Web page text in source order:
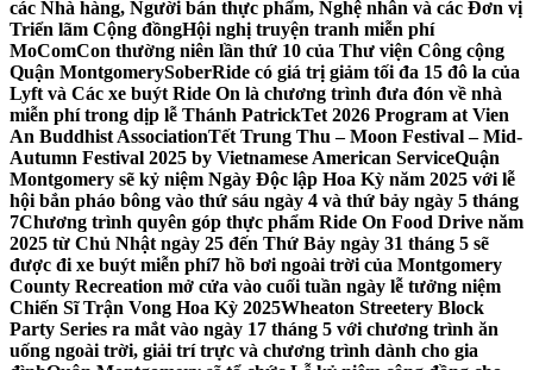
các Nhà hàng, Người bán thực phẩm, Nghệ nhân và các Đơn vị
Triển lãm Cộng đồngHội nghị truyện tranh miễn phí
MoComCon thường niên lần thứ 10 của Thư viện Công cộng
Quận MontgomerySoberRide có giá trị giảm tối đa 15 đô la của
Lyft và Các xe buýt Ride On là chương trình đưa đón về nhà
miễn phí trong dịp lễ Thánh PatrickTet 2026 Program at Vien
An Buddhist AssociationTết Trung Thu – Moon Festival – Mid-
Autumn Festival 2025 by Vietnamese American ServiceQuận
Montgomery sẽ kỷ niệm Ngày Độc lập Hoa Kỳ năm 2025 với lễ
hội bắn pháo bông vào thứ sáu ngày 4 và thứ bảy ngày 5 tháng
7Chương trình quyên góp thực phẩm Ride On Food Drive năm
2025 từ Chủ Nhật ngày 25 đến Thứ Bảy ngày 31 tháng 5 sẽ
được đi xe buýt miễn phí7 hồ bơi ngoài trời của Montgomery
County Recreation mở cửa vào cuối tuần ngày lễ tưởng niệm
Chiến Sĩ Trận Vong Hoa Kỳ 2025Wheaton Streetery Block
Party Series ra mắt vào ngày 17 tháng 5 với chương trình ăn
uống ngoài trời, giải trí trực và chương trình dành cho gia